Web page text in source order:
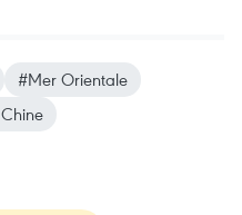
#Mer Orientale
Chine